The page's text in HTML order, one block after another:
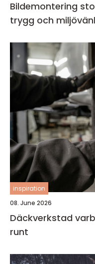
Bildemontering stockholm
trygg och
inspiration
08. June 2026
Däckverkstad
runt